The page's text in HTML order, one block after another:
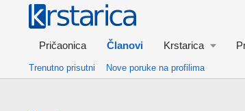
Pričaonica Članovi Krstarica
Trenutno prisutni Nove poruke na profilima